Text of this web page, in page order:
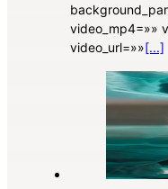
video_mp4=»»
video_url=»»[...]